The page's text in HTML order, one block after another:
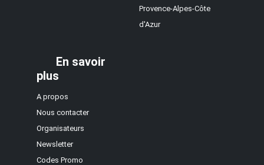
Provence-Alpes-Côte
d'Azur
En savoir
plus
A propos
Nous contacter
Organisateurs
Newsletter
Codes Promo